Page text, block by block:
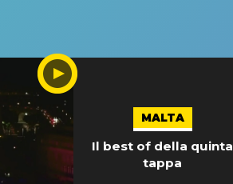
MALTA
Il best of della quinta
tappa